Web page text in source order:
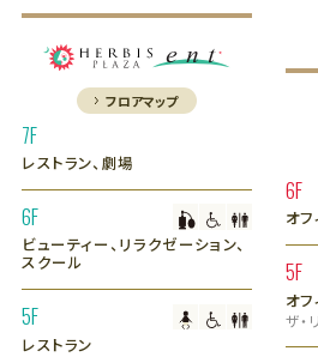
フロアマップ
7F
レストラン、劇場
6F
ビューティー、リラクゼーション、
スクール
5F
レストラン
6F
オ
5F
オフ
ザ・